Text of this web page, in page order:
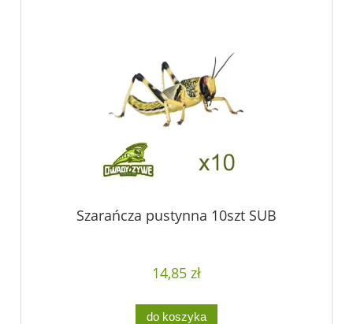
Szarańcza pustynna 10szt SUB
14,85 zł
do koszyka